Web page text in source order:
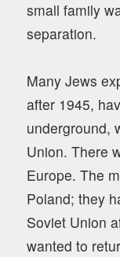
small family
separation.
Many Jews
after 1945,
underground,
Union. There
Europe. The
Poland; they
Soviet Union
wanted to